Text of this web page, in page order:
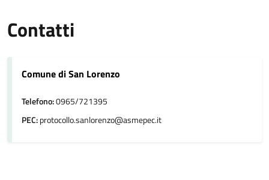
Contatti
Comune di San Lorenzo
Telefono:0965/721395
PEC:protocollo.sanlorenzo@asmepec.it